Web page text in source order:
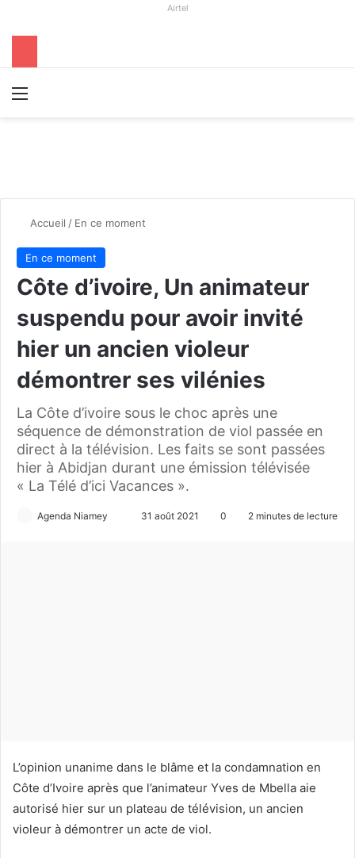
Airtel
Accueil / En ce moment
En ce moment
Côte d’ivoire, Un animateur
suspendu pour avoir invité
hier un ancien violeur
démontrer ses vilénies
La Côte d’ivoire sous le choc après une
séquence de démonstration de viol passée en
direct à la télévision. Les faits se sont passées
hier à Abidjan durant une émission télévisée
« La Télé d’ici Vacances ».
Agenda Niamey
r
31 août 2021 0 2 minutes de lecture
L’opinion unanime dans le blâme et la condamnation en
Côte d’Ivoire après que l’animateur Yves de Mbella aie
autorisé hier sur un plateau de télévision, un ancien
violeur à démontrer un acte de viol.